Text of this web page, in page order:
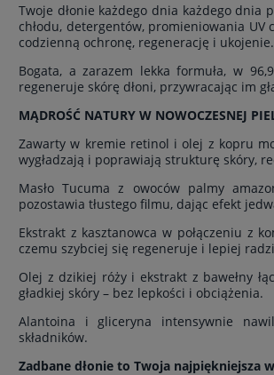
Twoje dłonie każdego dnia każdego dnia
chłodu, detergentów, promieniowania UV
codzienną ochronę, regenerację i ukojenie.
Bogata, a zarazem lekka formuła, w
regeneruje skórę dłoni, przywracając im
MĄDROŚĆ NATURY W NOWOCZESNEJ
Zawarty w kremie retinol i olej z kopru
wygładzają i poprawiają strukturę skóry,
Masło Tucuma z owoców palmy
pozostawia tłustego filmu, dając efekt
Ekstrakt z kasztanowca w połączeniu z
czemu szybciej się regeneruje i lepiej
Olej z dzikiej róży i ekstrakt z bawełny
gładkiej skóry – bez lepkości i obciążenia.
Alantoina i gliceryna intensywnie
składników.
Zadbane dłonie to Twoja najpiękniejsza